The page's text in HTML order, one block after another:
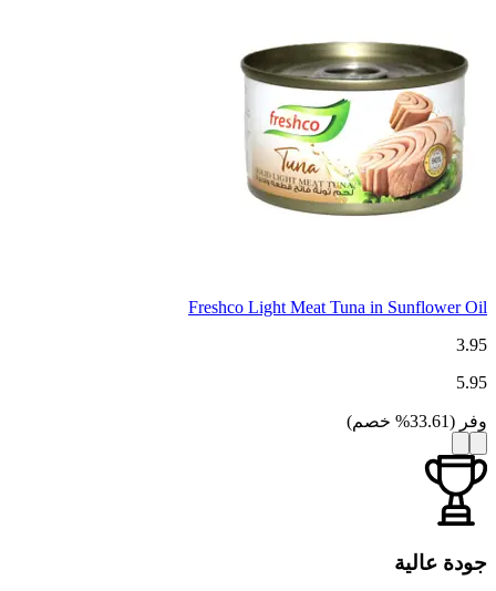
Freshco Light Meat Tuna in Sunflower Oil
3.95
5.95
وفر (
33.61
% خصم)
جودة عالية